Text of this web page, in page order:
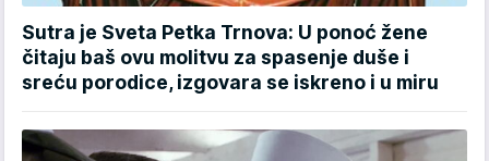
Sutra je Sveta Petka Trnova: U ponoć žene
čitaju baš ovu molitvu za spasenje duše i
sreću porodice, izgovara se iskreno i u miru